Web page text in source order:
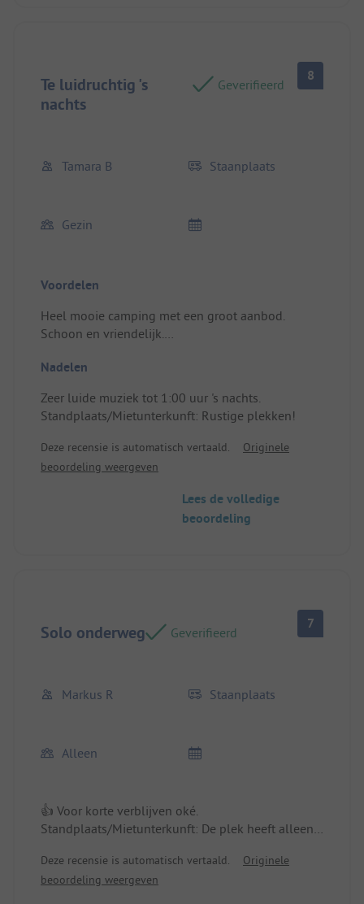
Te luidruchtig 's
nachts
Geverifieerd
8
Tamara B Staanplaats
Gezin
Voordelen
Heel mooie camping met een groot aanbod.
Schoon en vriendelijk.
Nadelen
Zeer luide muziek tot 1:00 uur 's nachts.
Standplaats/Mietunterkunft: Rustige plekken!
Deze recensie is automatisch vertaald.
Originele
beoordeling weergeven
Lees de volledige
beoordeling
Solo onderweg Geverifieerd
7
Markus R Staanplaats
Alleen
👍 Voor korte verblijven oké.
Standplaats/Mietunterkunft: De plek heeft alleen
👎 Het wifi is vaak traag en bovendien duur.
Deze recensie is automatisch vertaald.
Originele
beoordeling weergeven